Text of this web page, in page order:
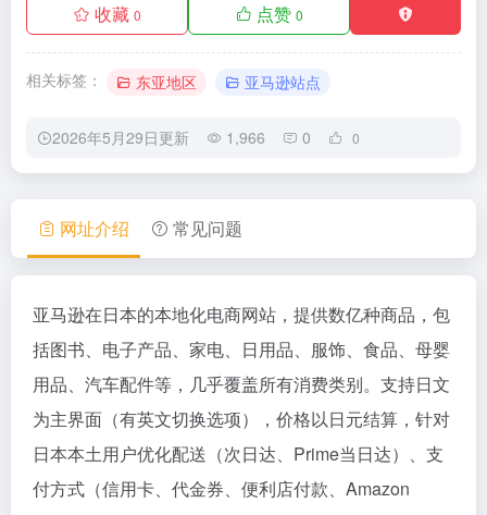
收藏 0 点赞 0
相关标签： 东亚地区 亚马逊站点
2026年5月29日更新 1,966 0 0
网址介绍 常见问题
亚马逊在日本的本地化电商网站，提供数亿种商品，包
括图书、电子产品、家电、日用品、服饰、食品、母婴
用品、汽车配件等，几乎覆盖所有消费类别。支持日文
为主界面（有英文切换选项），价格以日元结算，针对
日本本土用户优化配送（次日达、Prime当日达）、支
付方式（信用卡、代金券、便利店付款、Amazon